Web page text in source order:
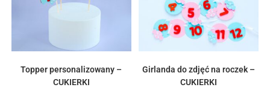
Topper personalizowany –
CUKIERKI
Girlanda do zdjęć na roczek –
CUKIERKI